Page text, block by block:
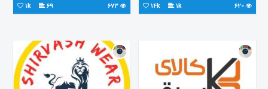
1k
14k
69
1k